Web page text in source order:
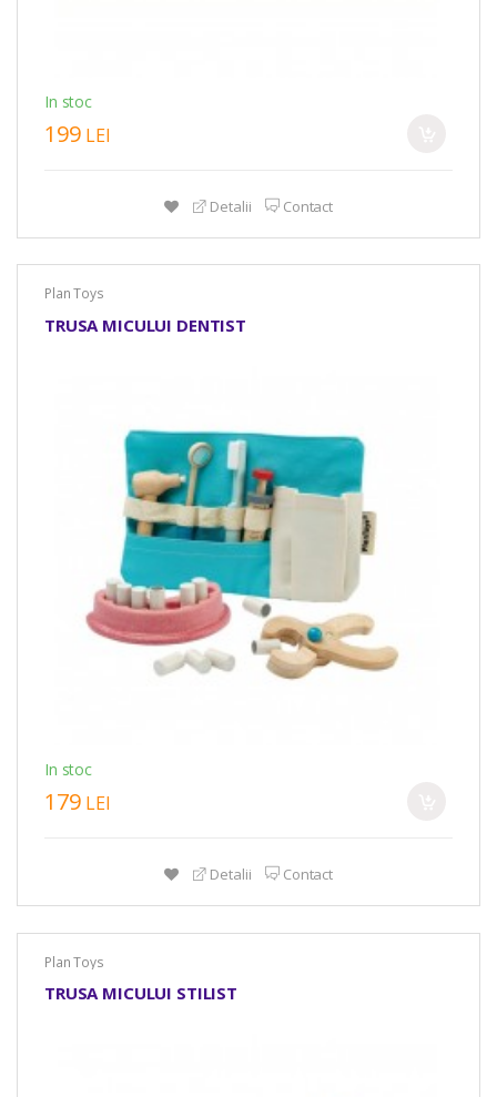
In stoc
199 LEI
Detalii Contact
Plan Toys
TRUSA MICULUI DENTIST
In stoc
179 LEI
Detalii Contact
Plan Toys
TRUSA MICULUI STILIST